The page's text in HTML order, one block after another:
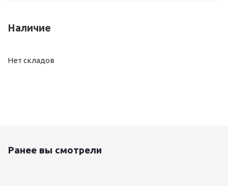
Наличие
Нет складов
Ранее вы смотрели